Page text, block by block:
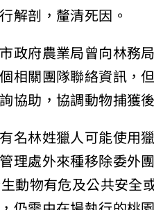
解剖，釐清死因。
府農業局曾向林務
相關團隊聯絡資訊，
助，協調動物捕獲
名林姓獵人可能使用
處外來種移除委外
動物有危及公共安全